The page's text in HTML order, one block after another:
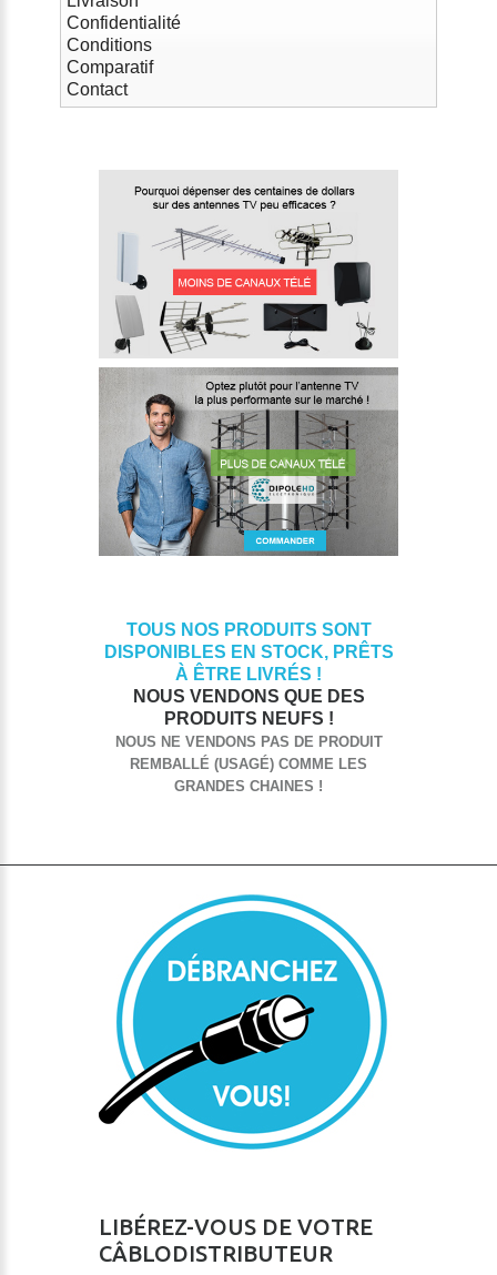
Confidentialité
Conditions
Comparatif
Contact
TOUS NOS PRODUITS SONT
DISPONIBLES EN STOCK, PRÊTS
À ÊTRE LIVRÉS !
NOUS VENDONS QUE DES
PRODUITS NEUFS !
NOUS NE VENDONS PAS DE PRODUIT
REMBALLÉ (USAGÉ) COMME LES
GRANDES CHAINES !
LIBÉREZ-VOUS DE VOTRE
CÂBLODISTRIBUTEUR